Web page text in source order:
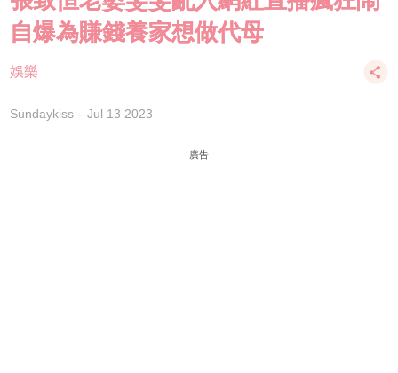
自爆為賺錢養家想做代母
娛樂
Sundaykiss Jul 13 2023
廣告